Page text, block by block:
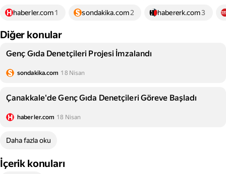
haberler.com1 sondakika.com2 habererk.com3
Diğer konular
Genç Gıda Denetçileri Projesi İmzalandı
sondakika.com 18 Nisan
Çanakkale'de Genç Gıda Denetçileri Göreve Başladı
haberler.com 18 Nisan
Daha fazla oku
İçerik konuları